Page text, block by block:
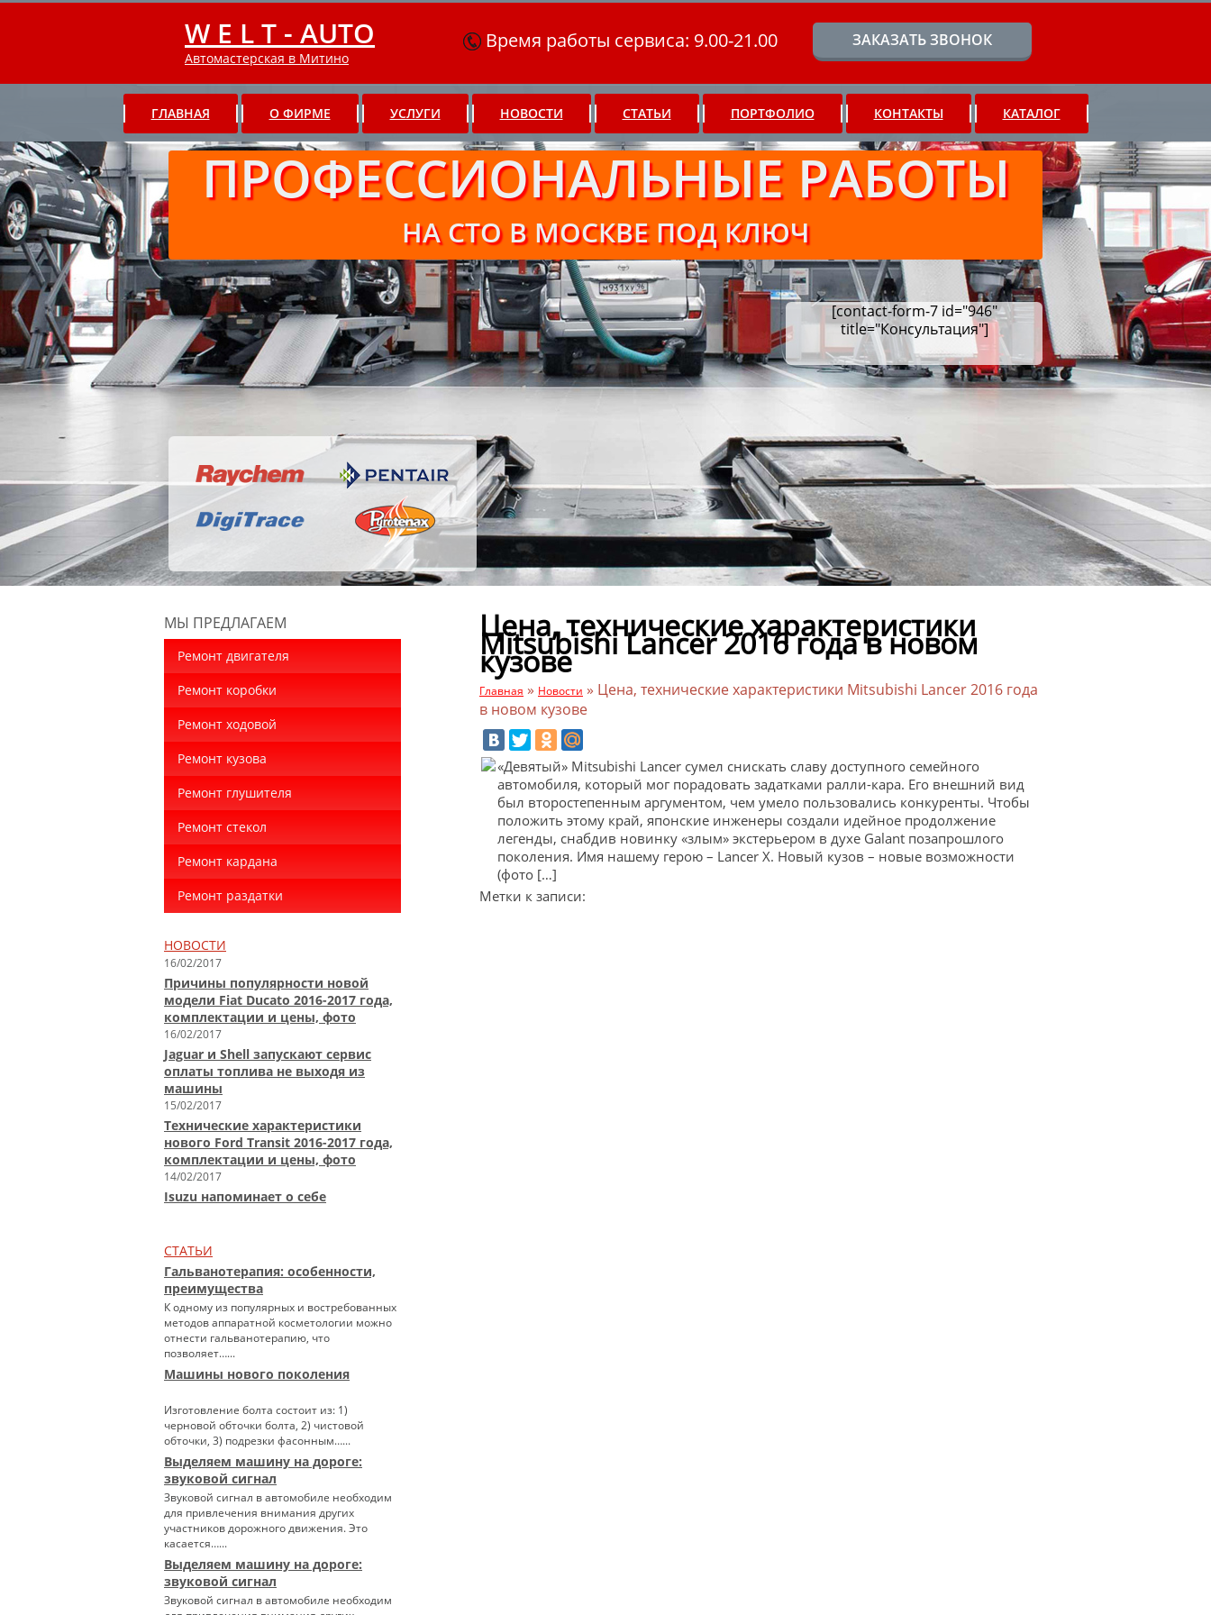
W E L T - AUTO
Автомастерская в Митино
Время работы сервиса: 9.00-21.00 ЗАКАЗАТЬ ЗВОНОК
ГЛАВНАЯ О ФИРМЕ УСЛУГИ НОВОСТИ СТАТЬИ ПОРТФОЛИО КОНТАКТЫ КАТАЛОГ
ПРОФЕССИОНАЛЬНЫЕ РАБОТЫ
НА СТО В МОСКВЕ ПОД КЛЮЧ
[contact-form-7 id="946"
title="Консультация"]
МЫ ПРЕДЛАГАЕМ
Ремонт двигателя
Ремонт коробки
Ремонт ходовой
Ремонт кузова
Ремонт глушителя
Ремонт стекол
Ремонт кардана
Ремонт раздатки
НОВОСТИ
16/02/2017
Причины популярности новой
модели Fiat Ducato 2016-2017 года,
комплектации и цены, фото
16/02/2017
Jaguar и Shell запускают сервис
оплаты топлива не выходя из
машины
15/02/2017
Технические характеристики
нового Ford Transit 2016-2017 года,
комплектации и цены, фото
14/02/2017
Isuzu напоминает о себе
СТАТЬИ
Гальванотерапия: особенности,
преимущества
К одному из популярных и востребованных
методов аппаратной косметологии можно
отнести гальванотерапию, что
позволяет…...
Машины нового поколения
Изготовление болта состоит из: 1)
черновой обточки болта, 2) чистовой
обточки, 3) подрезки фасонным…...
Выделяем машину на дороге:
звуковой сигнал
Звуковой сигнал в автомобиле необходим
для привлечения внимания других
участников дорожного движения. Это
касается…...
Выделяем машину на дороге:
звуковой сигнал
Звуковой сигнал в автомобиле необходим
Цена, технические характеристики
Mitsubishi Lancer 2016 года в новом
кузове
Главная » Новости » Цена, технические характеристики Mitsubishi Lancer 2016 года
в новом кузове
«Девятый» Mitsubishi Lancer сумел снискать славу доступного семейного
автомобиля, который мог порадовать задатками ралли-кара. Его внешний вид
был второстепенным аргументом, чем умело пользовались конкуренты. Чтобы
положить этому край, японские инженеры создали идейное продолжение
легенды, снабдив новинку «злым» экстерьером в духе Galant позапрошлого
поколения. Имя нашему герою – Lancer X. Новый кузов – новые возможности
(фото […]
Метки к записи: